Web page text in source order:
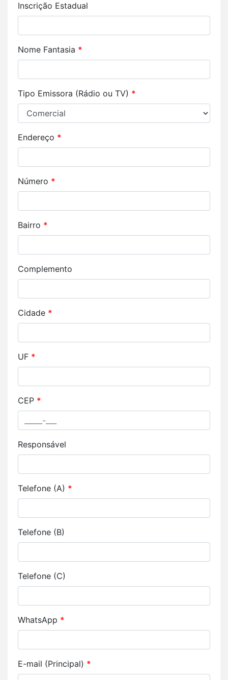
Inscrição Estadual
Nome Fantasia *
Tipo Emissora (Rádio ou TV) *
Endereço *
Número *
Bairro *
Complemento
Cidade *
UF *
CEP *
Responsável
Telefone (A) *
Telefone (B)
Telefone (C)
WhatsApp *
E-mail (Principal) *